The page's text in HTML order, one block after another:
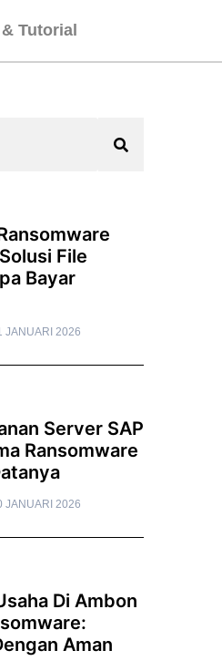
Tutorial
File
Bayar
JANUARI 2026
Server SAP
Ransomware
JANUARI 2026
Di Ambon
Aman